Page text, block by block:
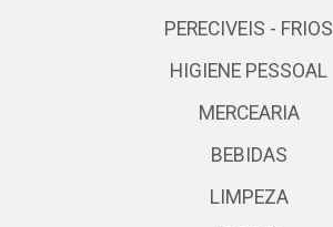
PERECIVEIS - FRIOS
HIGIENE PESSOAL
MERCEARIA
BEBIDAS
LIMPEZA